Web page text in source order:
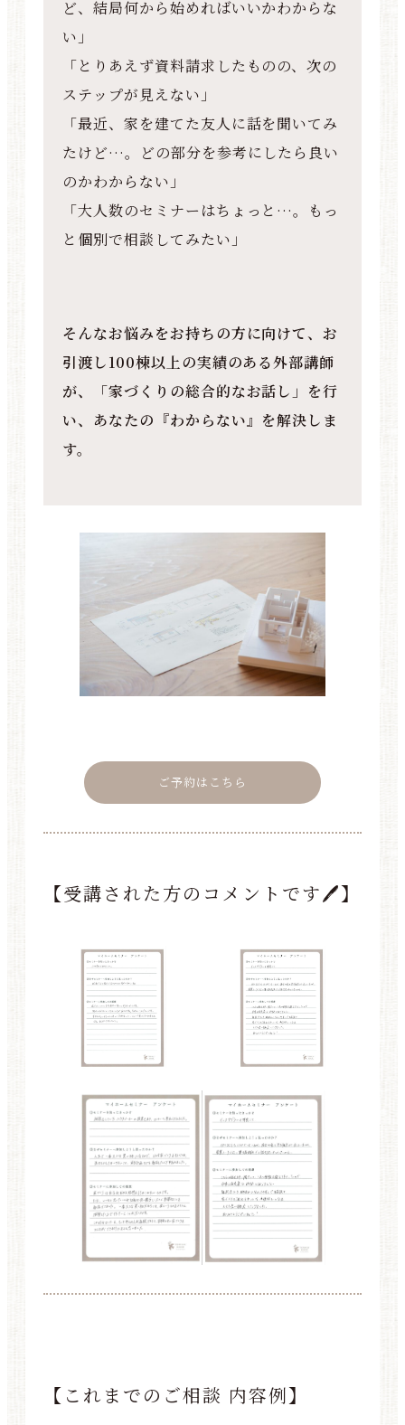
ど、結局何から始めればいいかわからな
い」
「とりあえず資料請求したものの、次の
ステップが見えない」
「最近、家を建てた友人に話を聞いてみ
たけど…。どの部分を参考にしたら良い
のかわからない」
「大人数のセミナーはちょっと…。もっ
と個別で相談してみたい」
そんなお悩みをお持ちの方に向けて、お
引渡し100棟以上の実績のある外部講師
が、「家づくりの総合的なお話し」を行
い、あなたの『わからない』を解決しま
す。
ご予約はこちら
【受講された方のコメントです🖊】
【これまでのご相談 内容例】